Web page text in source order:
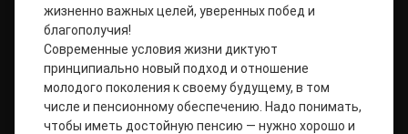
жизненно важных целей, уверенных побед и
благополучия!
Современные условия жизни диктуют
принципиально новый подход и отношение
молодого поколения к своему будущему, в том
числе и пенсионному обеспечению. Надо понимать,
чтобы иметь достойную пенсию — нужно хорошо и